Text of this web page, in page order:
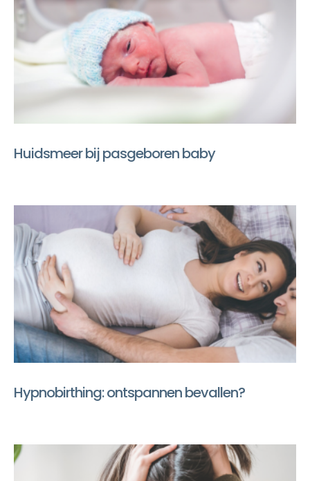
Huidsmeer bij pasgeboren baby
Hypnobirthing: ontspannen bevallen?